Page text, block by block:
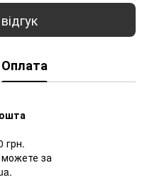
Оплата
грн.
за